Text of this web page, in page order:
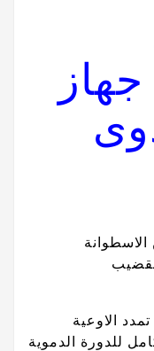
الاوعية
للدورة الدموية